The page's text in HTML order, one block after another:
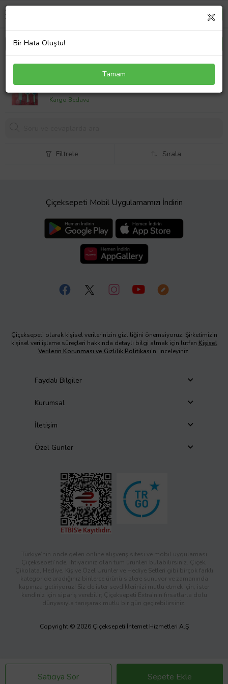
ModaCar Kız Çocuklarına Özel Tasarım Tarak
464,00 TL
Kargo Bedava
Satıcıya Sor Sepete Ekle
Filtrele Sırala
Çiçeksepeti Mobil Uygulamamızı İndirin
Çiçeksepeti olarak kişisel verilerinizin gizliliğini önemsiyoruz. Şirketimizin
kişisel veri işleme süreçleri hakkında detaylı bilgi almak için lütfen Kişisel
Verilerin Korunması ve Gizlilik Politikası’nı inceleyiniz.
Faydalı Bilgiler
Kurumsal
İletişim
Özel Günler
Türkiye’nin önde gelen online alışveriş sitesi ve mobil uygulaması
Çiçeksepeti’nde, ihtiyacınız olan tüm ürünleri bulabilirsiniz. Çiçek,
Çikolata, Hediye, Kişiye Özel Ürünler ve Hediye Setleri gibi birçok farklı
kategoride aradığınız binlerce ürünü sizlere sunuyor ve zamanında
kapınıza getiriyoruz! Siz de ister sevdiklerinizi mutlu etmek için, ister
kendiniz için sipariş verebilir; Çiçeksepeti Extra’nın fırsatlarla dolu
dünyasıyla tanışarak mutlu bir gün geçirebilirsiniz.
Copyright © 2026 Çiçeksepeti İnternet Hizmetleri A.Ş
Bir Hata Oluştu!
Tamam